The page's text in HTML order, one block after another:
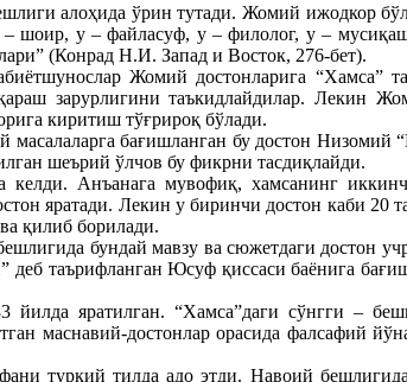
алоҳида ўрин тутади. Жомий ижодкор
– шоир, у – файласуф, у – филолог, у –
(Конрад Н.И. Запад и Восток, 276-бет).
Жомий достонларига “Хамса”
зарурлигини таъкидлайдилар. Лекин
киритиш тўғрироқ бўлади.
бағишланган бу достон Низомий
шеърий ўлчов бу фикрни тасдиқлайди.
келди. Анъанага мувофиқ, хамсанинг
яратади. Лекин у биринчи достон каби 20
қилиб борилади.
бундай мавзу ва сюжетдаги достон
деб таърифланган Юсуф қиссаси баёнига
яратилган. “Хамса”даги сўнгги –
маснавий-достонлар орасида фалсафий
туркий тилда адо этди. Навоий